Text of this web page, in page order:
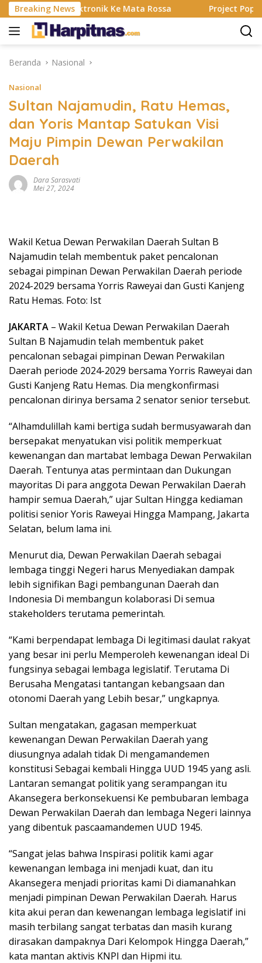
Langsung
ke
konten
Breaking News
Alat Elektronik Ke Mata Rossa Project Pop
Beranda Nasional
Nasional
Sultan Najamudin, Ratu Hemas,
dan Yoris Mantap Satukan Visi
Maju Pimpin Dewan Perwakilan
Daerah
Dara Sarasvati
Mei 27, 2024
Wakil Ketua Dewan Perwakilan Daerah Sultan B
Najamudin telah membentuk paket pencalonan
sebagai pimpinan Dewan Perwakilan Daerah periode
2024-2029 bersama Yorris Raweyai dan Gusti Kanjeng
Ratu Hemas. Foto: Ist
JAKARTA – Wakil Ketua Dewan Perwakilan Daerah
Sultan B Najamudin telah membentuk paket
pencalonan sebagai pimpinan Dewan Perwakilan
Daerah periode 2024-2029 bersama Yorris Raweyai dan
Gusti Kanjeng Ratu Hemas. Dia mengkonfirmasi
pencalonan dirinya bersama 2 senator senior tersebut.
“Alhamdulillah kami bertiga sudah bermusyawarah dan
bersepakat menyatukan visi politik memperkuat
kewenangan dan martabat lembaga Dewan Perwakilan
Daerah. Tentunya atas permintaan dan Dukungan
mayoritas Di para anggota Dewan Perwakilan Daerah
hampir semua Daerah,” ujar Sultan Hingga kediaman
politisi senior Yoris Raweyai Hingga Mampang, Jakarta
Selatan, belum lama ini.
Menurut dia, Dewan Perwakilan Daerah sebagai
lembaga tinggi Negeri harus Menyediakan dampak
lebih signifikan Bagi pembangunan Daerah dan
Indonesia Di membangun kolaborasi Di semua
stakeholders terutama pemerintah.
“Kami berpendapat lembaga Di legitimasi daulat rakyat
yang besar ini perlu Memperoleh kewenangan ideal Di
fungsinya sebagai lembaga legislatif. Terutama Di
Berusaha Mengatasi tantangan kebangsaan dan
otonomi Daerah yang Lebih besar,” ungkapnya.
Sultan mengatakan, gagasan memperkuat
kewenangan Dewan Perwakilan Daerah yang
diusungnya adalah tidak Di mengamandemen
konstitusi Sebagai kembali Hingga UUD 1945 yang asli.
Lantaran semangat politik yang serampangan itu
Akansegera berkonsekuensi Ke pembubaran lembaga
Dewan Perwakilan Daerah dan lembaga Negeri lainnya
yang dibentuk pascaamandemen UUD 1945.
“Sangat jelas bahwa Inspirasi politik kami agar
kewenangan lembaga ini menjadi kuat, dan itu
Akansegera menjadi prioritas kami Di diamanahkan
menjadi pimpinan Dewan Perwakilan Daerah. Harus
kita akui peran dan kewenangan lembaga legislatif ini
masih terbilang sangat terbatas dan masih kurang
dirasakan dampaknya Dari Kelompok Hingga Daerah,”
kata mantan aktivis KNPI dan Hipmi itu.